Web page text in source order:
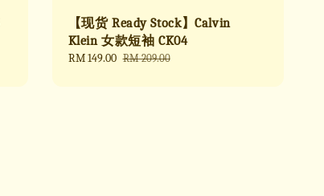
【现货 Ready Stock】Calvin
Klein 女款短袖 CK04
Sale
RM 149.00 Regular
RM 209.00